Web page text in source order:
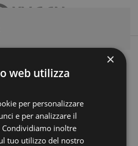
con i Padri Legionari.
Tutti invitati!!
×
web utilizza
per personalizzare
e per analizzare il
inoltre
tuo utilizzo del nostro